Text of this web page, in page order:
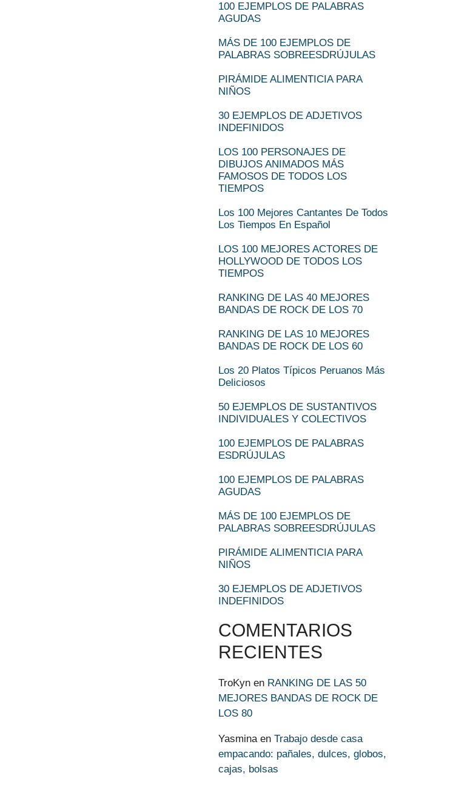
100 EJEMPLOS DE PALABRAS
AGUDAS
MÁS DE 100 EJEMPLOS DE
PALABRAS SOBREESDRÚJULAS
PIRÁMIDE ALIMENTICIA PARA
NIÑOS
30 EJEMPLOS DE ADJETIVOS
INDEFINIDOS
LOS 100 PERSONAJES DE
DIBUJOS ANIMADOS MÁS
FAMOSOS DE TODOS LOS
TIEMPOS
Los 100 Mejores Cantantes De Todos
Los Tiempos En Español
LOS 100 MEJORES ACTORES DE
HOLLYWOOD DE TODOS LOS
TIEMPOS
RANKING DE LAS 40 MEJORES
BANDAS DE ROCK DE LOS 70
RANKING DE LAS 10 MEJORES
BANDAS DE ROCK DE LOS 60
Los 20 Platos Típicos Peruanos Más
Deliciosos
50 EJEMPLOS DE SUSTANTIVOS
INDIVIDUALES Y COLECTIVOS
100 EJEMPLOS DE PALABRAS
ESDRÚJULAS
100 EJEMPLOS DE PALABRAS
AGUDAS
MÁS DE 100 EJEMPLOS DE
PALABRAS SOBREESDRÚJULAS
PIRÁMIDE ALIMENTICIA PARA
NIÑOS
30 EJEMPLOS DE ADJETIVOS
INDEFINIDOS
COMENTARIOS
RECIENTES
TroKyn en RANKING DE LAS 50
MEJORES BANDAS DE ROCK DE
LOS 80
Yasminaen Trabajo desde casa
empacando: pañales, dulces, globos,
cajas, bolsas